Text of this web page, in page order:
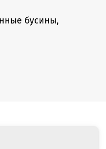
бусины,